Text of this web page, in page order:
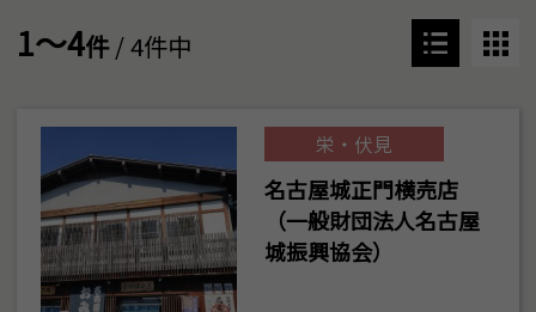
1～4件/ 4件中
栄・伏見
名古屋城正門横売店
（一般財団法人名古屋
城振興協会）